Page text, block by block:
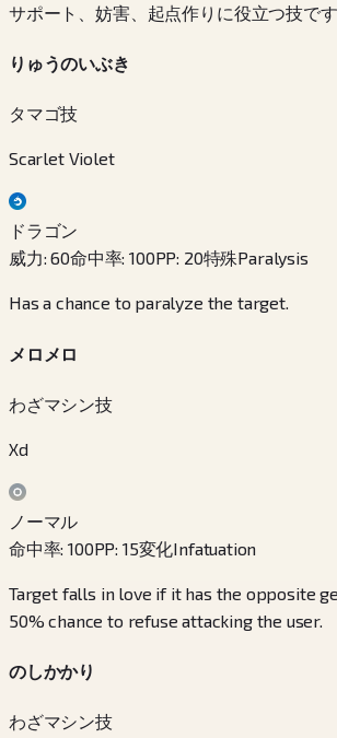
サポート、妨害、起点作りに役立つ技です
りゅうのいぶき
タマゴ技
Scarlet Violet
ドラゴン
威力:60命中率:100PP: 20特殊Paralysis
Has a chance to paralyze the target.
メロメロ
わざマシン技
Xd
ノーマル
命中率:100PP: 15変化Infatuation
Target falls in love if it has the opposite
50% chance to refuse attacking the user.
のしかかり
わざマシン技